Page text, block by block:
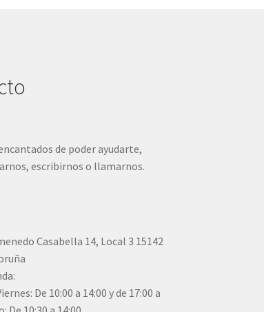
de poder ayudarte,
escribirnos o llamarnos.
Casabella 14, Local 3 15142
De 10:00 a 14:00 y de 17:00 a